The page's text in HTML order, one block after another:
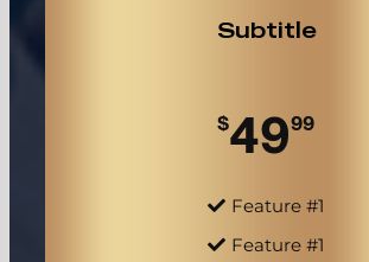
Subtitle
$4999
Feature #1
Feature #1